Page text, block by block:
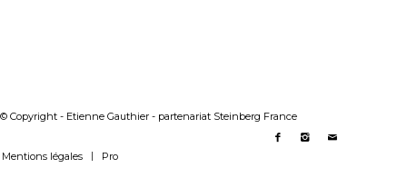
© Copyright - Etienne Gauthier - partenariat Steinberg France
Mentions légales Pro